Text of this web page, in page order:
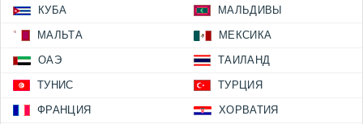
КУБА МАЛЬДИВЫ
МАЛЬТА МЕКСИКА
ОАЭ ТАИЛАНД
ТУНИС ТУРЦИЯ
ФРАНЦИЯ ХОРВАТИЯ